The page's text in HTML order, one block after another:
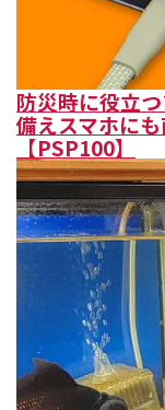
防災時に役立
備えスマホに
【PSP100】